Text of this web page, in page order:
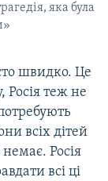
яка була
швидко. Це
Росія теж не
всіх дітей
Росія
всі ці